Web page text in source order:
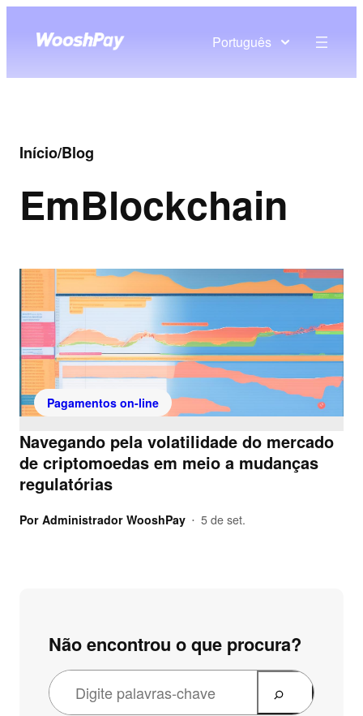
Português
Início/Blog
EmBlockchain
Pagamentos on-line
Navegando pela volatilidade do mercado
de criptomoedas em meio a mudanças
regulatórias
Por Administrador WooshPay • 5 de set.
Não encontrou o que procura?